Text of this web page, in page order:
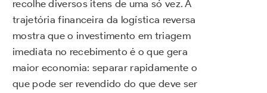
recolhe diversos itens de uma só vez. A
trajetória financeira da logística reversa
mostra que o investimento em triagem
imediata no recebimento é o que gera
maior economia: separar rapidamente o
que pode ser revendido do que deve ser